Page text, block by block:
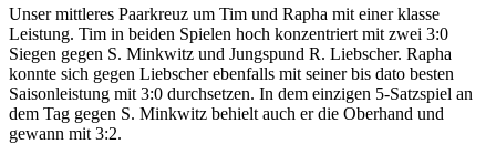
Unser mittleres Paarkreuz um Tim und Rapha mit einer klasse
Leistung. Tim in beiden Spielen hoch konzentriert mit zwei 3:0
Siegen gegen S. Minkwitz und Jungspund R. Liebscher. Rapha
konnte sich gegen Liebscher ebenfalls mit seiner bis dato besten
Saisonleistung mit 3:0 durchsetzen. In dem einzigen 5-Satzspiel an
dem Tag gegen S. Minkwitz behielt auch er die Oberhand und
gewann mit 3:2.